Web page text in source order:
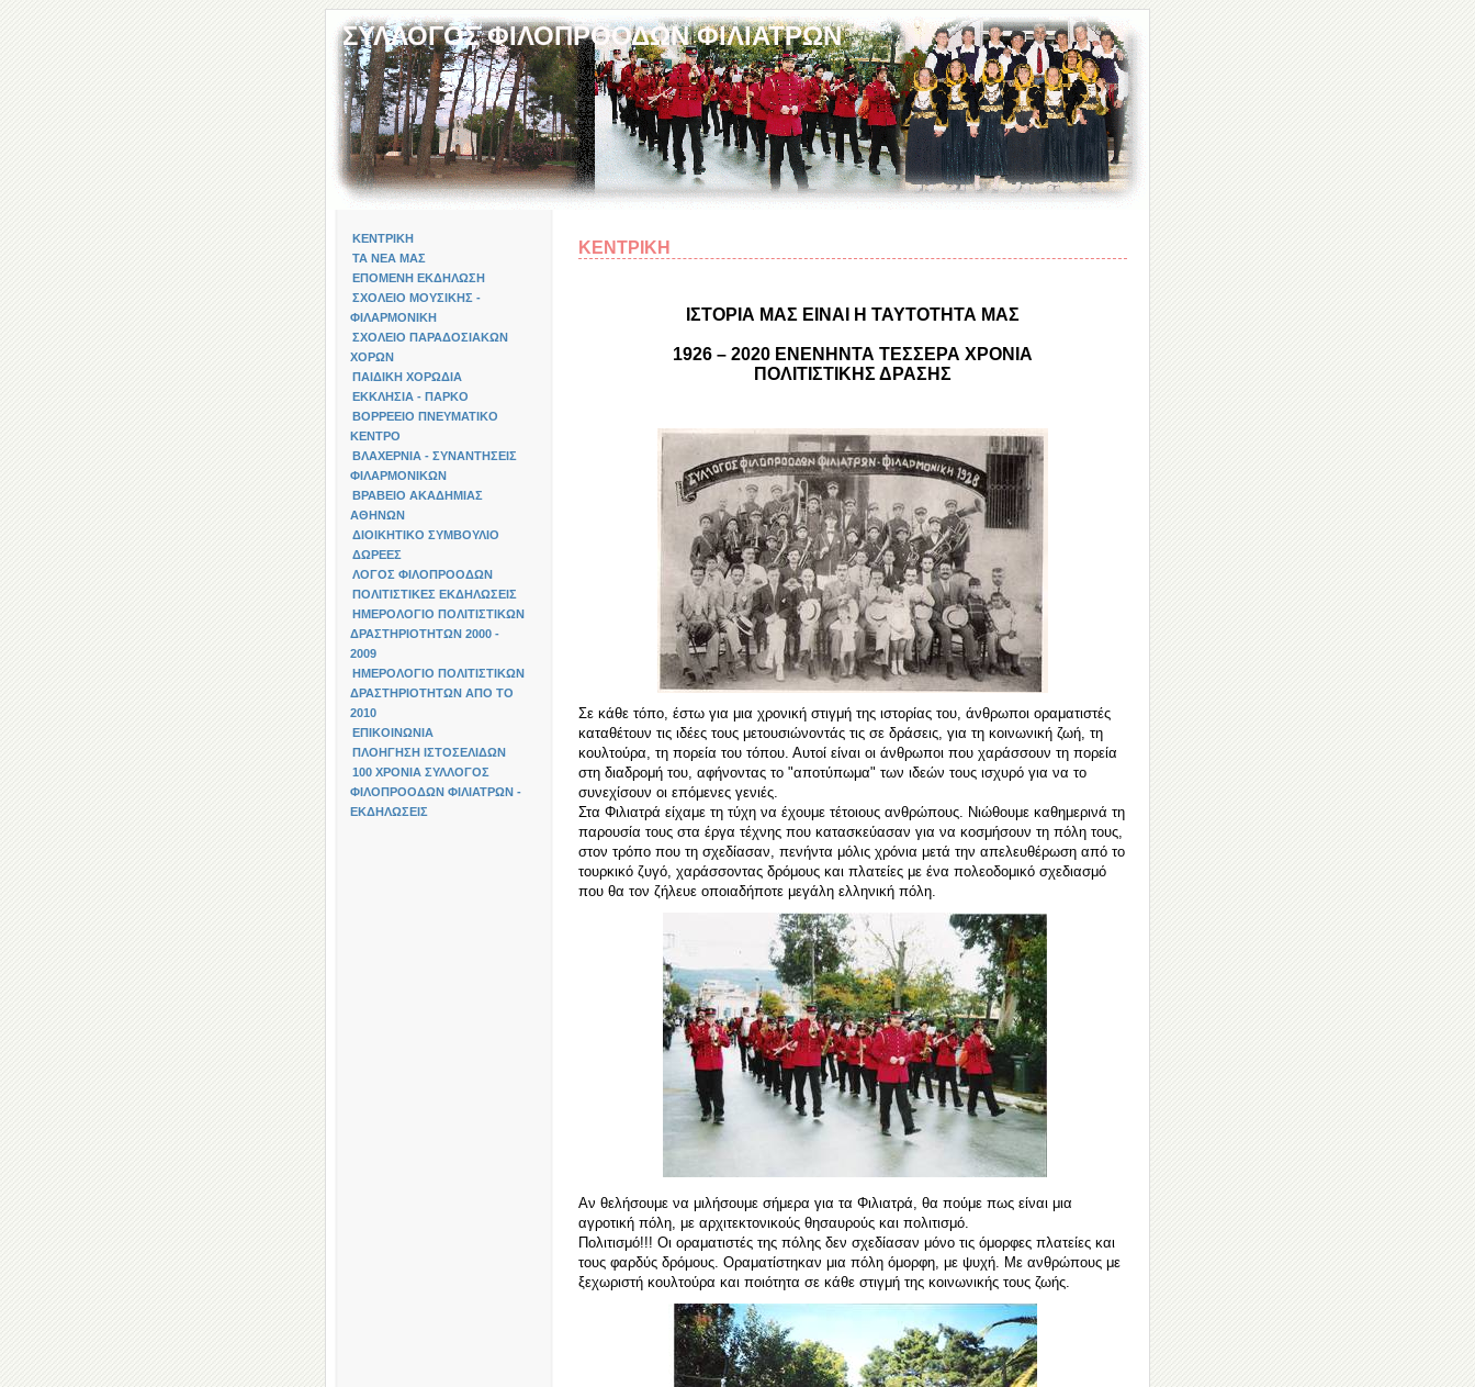
ΣΥΛΛΟΓΟΣ ΦΙΛΟΠΡΟΟΔΩΝ ΦΙΛΙΑΤΡΩΝ
ΚΕΝΤΡΙΚΗ
ΙΣΤΟΡΙΑ ΜΑΣ ΕΙΝΑΙ Η ΤΑΥΤΟΤΗΤΑ ΜΑΣ
1926 – 2020 ΕΝΕΝΗΝΤΑ ΤΕΣΣΕΡΑ ΧΡΟΝΙΑ
ΠΟΛΙΤΙΣΤΙΚΗΣ ΔΡΑΣΗΣ
Σε κάθε τόπο, έστω για μια χρονική στιγμή της ιστορίας του, άνθρωποι οραματιστές
καταθέτουν τις ιδέες τους μετουσιώνοντάς τις σε δράσεις, για τη κοινωνική ζωή, τη
κουλτούρα, τη πορεία του τόπου. Αυτοί είναι οι άνθρωποι που χαράσσουν τη πορεία
στη διαδρομή του, αφήνοντας το "αποτύπωμα" των ιδεών τους ισχυρό για να το
συνεχίσουν οι επόμενες γενιές.
Στα Φιλιατρά είχαμε τη τύχη να έχουμε τέτοιους ανθρώπους. Νιώθουμε καθημερινά τη
παρουσία τους στα έργα τέχνης που κατασκεύασαν για να κοσμήσουν τη πόλη τους,
στον τρόπο που τη σχεδίασαν, πενήντα μόλις χρόνια μετά την απελευθέρωση από το
τουρκικό ζυγό, χαράσσοντας δρόμους και πλατείες με ένα πολεοδομικό σχεδιασμό
που θα τον ζήλευε οποιαδήποτε μεγάλη ελληνική πόλη.
Αν θελήσουμε να μιλήσουμε σήμερα για τα Φιλιατρά, θα πούμε πως είναι μια
αγροτική πόλη, με αρχιτεκτονικούς θησαυρούς και πολιτισμό.
Πολιτισμό!!! Οι οραματιστές της πόλης δεν σχεδίασαν μόνο τις όμορφες πλατείες και
τους φαρδύς δρόμους. Οραματίστηκαν μια πόλη όμορφη, με ψυχή. Με ανθρώπους με
ξεχωριστή κουλτούρα και ποιότητα σε κάθε στιγμή της κοινωνικής τους ζωής.
ΚΕΝΤΡΙΚΗ
ΤΑ ΝΕΑ ΜΑΣ
ΕΠΟΜΕΝΗ ΕΚΔΗΛΩΣΗ
ΣΧΟΛΕΙΟ ΜΟΥΣΙΚΗΣ -
ΦΙΛΑΡΜΟΝΙΚΗ
ΣΧΟΛΕΙΟ ΠΑΡΑΔΟΣΙΑΚΩΝ
ΧΟΡΩΝ
ΠΑΙΔΙΚΗ ΧΟΡΩΔΙΑ
ΕΚΚΛΗΣΙΑ - ΠΑΡΚΟ
ΒΟΡΡΕΕΙΟ ΠΝΕΥΜΑΤΙΚΟ
ΚΕΝΤΡΟ
ΒΛΑΧΕΡΝΙΑ - ΣΥΝΑΝΤΗΣΕΙΣ
ΦΙΛΑΡΜΟΝΙΚΩΝ
ΒΡΑΒΕΙΟ ΑΚΑΔΗΜΙΑΣ
ΑΘΗΝΩΝ
ΔΙΟΙΚΗΤΙΚΟ ΣΥΜΒΟΥΛΙΟ
ΔΩΡΕΕΣ
ΛΟΓΟΣ ΦΙΛΟΠΡΟΟΔΩΝ
ΠΟΛΙΤΙΣΤΙΚΕΣ ΕΚΔΗΛΩΣΕΙΣ
ΗΜΕΡΟΛΟΓΙΟ ΠΟΛΙΤΙΣΤΙΚΩΝ
ΔΡΑΣΤΗΡΙΟΤΗΤΩΝ 2000 -
2009
ΗΜΕΡΟΛΟΓΙΟ ΠΟΛΙΤΙΣΤΙΚΩΝ
ΔΡΑΣΤΗΡΙΟΤΗΤΩΝ ΑΠΟ ΤΟ
2010
ΕΠΙΚΟΙΝΩΝΙΑ
ΠΛΟΗΓΗΣΗ ΙΣΤΟΣΕΛΙΔΩΝ
100 ΧΡΟΝΙΑ ΣΥΛΛΟΓΟΣ
ΦΙΛΟΠΡΟΟΔΩΝ ΦΙΛΙΑΤΡΩΝ -
ΕΚΔΗΛΩΣΕΙΣ